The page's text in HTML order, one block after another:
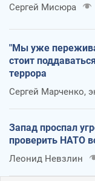
Сергей Мисюра
"Мы уже
стоит
террора
Сергей Марченко,
Запад проспал
проверить НАТО
Леонид Невзлин